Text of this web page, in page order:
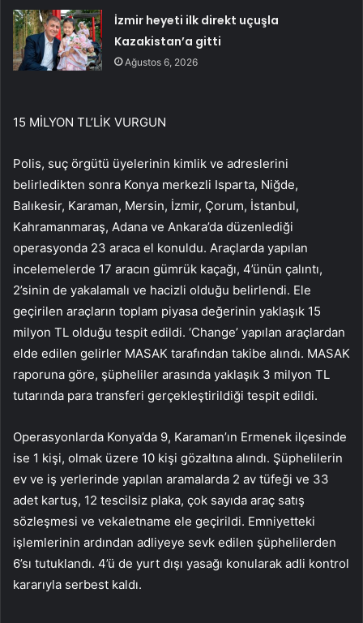
İzmir heyeti ilk direkt uçuşla
Kazakistan’a gitti
Ağustos 6, 2026
15 MİLYON TL’LİK VURGUN
Polis, suç örgütü üyelerinin kimlik ve adreslerini
belirledikten sonra Konya merkezli Isparta, Niğde,
Balıkesir, Karaman, Mersin, İzmir, Çorum, İstanbul,
Kahramanmaraş, Adana ve Ankara’da düzenlediği
operasyonda 23 araca el konuldu. Araçlarda yapılan
incelemelerde 17 aracın gümrük kaçağı, 4’ünün çalıntı,
2’sinin de yakalamalı ve hacizli olduğu belirlendi. Ele
geçirilen araçların toplam piyasa değerinin yaklaşık 15
milyon TL olduğu tespit edildi. ‘Change’ yapılan araçlardan
elde edilen gelirler MASAK tarafından takibe alındı. MASAK
raporuna göre, şüpheliler arasında yaklaşık 3 milyon TL
tutarında para transferi gerçekleştirildiği tespit edildi.
Operasyonlarda Konya’da 9, Karaman’ın Ermenek ilçesinde
ise 1 kişi, olmak üzere 10 kişi gözaltına alındı. Şüphelilerin
ev ve iş yerlerinde yapılan aramalarda 2 av tüfeği ve 33
adet kartuş, 12 tescilsiz plaka, çok sayıda araç satış
sözleşmesi ve vekaletname ele geçirildi. Emniyetteki
işlemlerinin ardından adliyeye sevk edilen şüphelilerden
6’sı tutuklandı. 4’ü de yurt dışı yasağı konularak adli kontrol
kararıyla serbest kaldı.